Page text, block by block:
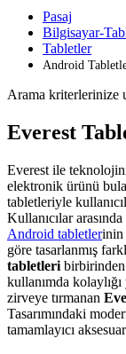
Pasaj
Bilgisayar-
Tabletler
Android
Arama kriterlerinize
Everest
Everest ile
elektronik ürünü
tabletleriyle
Kullanıcılar
Android tabletlerinin
göre tasarlanmış
tabletleri birbirinden
kullanımda
zirveye tırmanan
Tasarımındaki
tamamlayıcı